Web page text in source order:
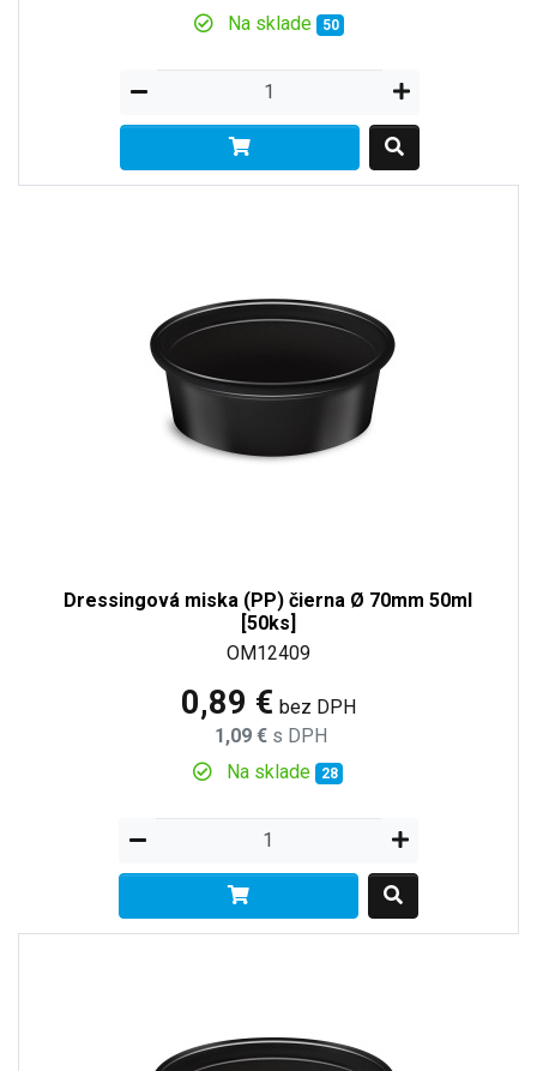
Na sklade
50
Dressingová miska (PP) čierna Ø 70mm 50ml
[50ks]
OM12409
0,89 € bez DPH
1,09 € s DPH
Na sklade
28